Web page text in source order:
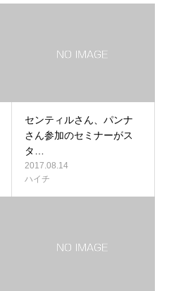
センティルさん、パンナ
さん参加のセミナーがス
タ…
2017.08.14
ハイチ